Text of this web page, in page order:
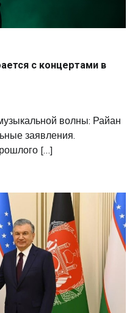
с концертами в
волны: Райан
заявления.
[…]